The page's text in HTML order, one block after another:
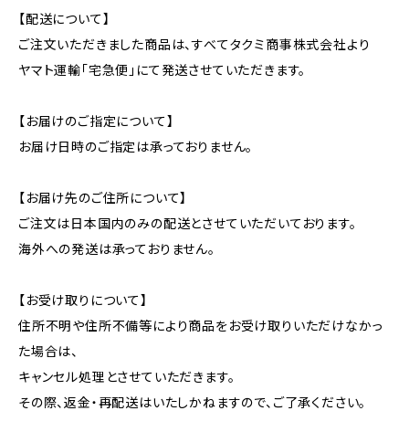
【配送について】
ご注文いただきました商品は、すべてタクミ商事株式会社より
ヤマト運輸「宅急便」にて発送させていただきます。
【お届けのご指定について】
お届け日時のご指定は承っておりません。
【お届け先のご住所について】
ご注文は日本国内のみの配送とさせていただいております。
海外への発送は承っておりません。
【お受け取りについて】
住所不明や住所不備等により商品をお受け取りいただけなかっ
た場合は、
キャンセル処理とさせていただきます。
その際、返金・再配送はいたしかねますので、ご了承ください。